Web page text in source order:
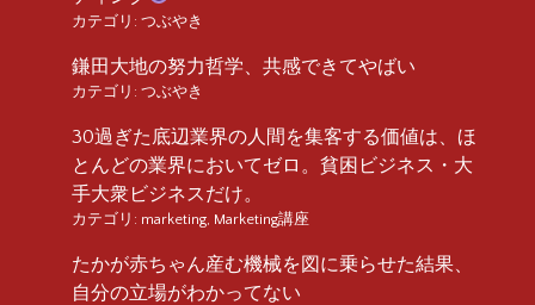
カテゴリ: つぶやき
鎌田大地の努力哲学、共感できてやばい
カテゴリ: つぶやき
30過ぎた底辺業界の人間を集客する価値は、ほ
とんどの業界においてゼロ。貧困ビジネス・大
手大衆ビジネスだけ。
カテゴリ: marketing Marketing講座
たかが赤ちゃん産む機械を図に乗らせた結果、
自分の立場がわかってない